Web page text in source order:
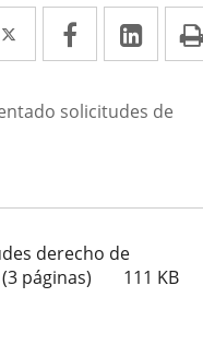
Twitter
Enlace
a
una
Facebook
Enlace
a
una
a
una
solicitudes de
derecho de
111 KB
(3 páginas)